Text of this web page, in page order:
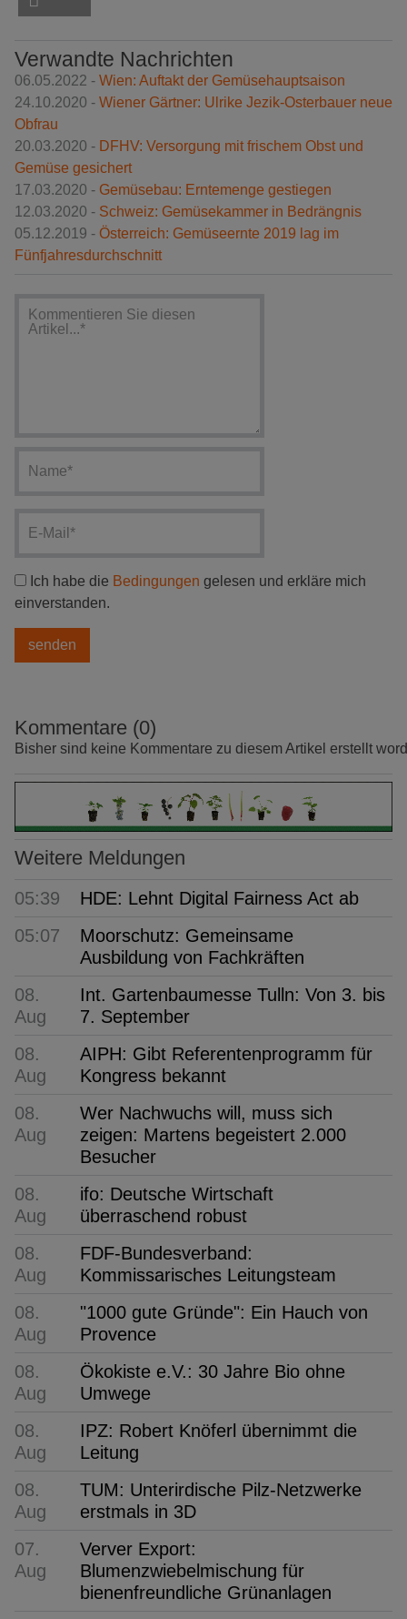
Verwandte Nachrichten
06.05.2022 - Wien: Auftakt der Gemüsehauptsaison
24.10.2020 - Wiener Gärtner: Ulrike Jezik-Osterbauer neue
Obfrau
20.03.2020 - DFHV: Versorgung mit frischem Obst und
Gemüse gesichert
17.03.2020 - Gemüsebau: Erntemenge gestiegen
12.03.2020 - Schweiz: Gemüsekammer in Bedrängnis
05.12.2019 - Österreich: Gemüseernte 2019 lag im
Fünfjahresdurchschnitt
Ich habe die Bedingungen gelesen und erkläre mich
einverstanden.
Kommentare (0)
Bisher sind keine Kommentare zu diesem Artikel erstellt
Weitere Meldungen
05:39
HDE: Lehnt Digital Fairness Act ab
05:07
Moorschutz: Gemeinsame
Ausbildung von Fachkräften
08.
Aug
Int. Gartenbaumesse Tulln: Von 3. bis
7. September
08.
Aug
AIPH: Gibt Referentenprogramm für
Kongress bekannt
08.
Aug
Wer Nachwuchs will, muss sich
zeigen: Martens begeistert 2.000
Besucher
08.
Aug
ifo: Deutsche Wirtschaft
überraschend robust
08.
Aug
FDF-Bundesverband:
Kommissarisches Leitungsteam
08.
Aug
"1000 gute Gründe": Ein Hauch von
Provence
08.
Aug
Ökokiste e.V.: 30 Jahre Bio ohne
Umwege
08.
Aug
IPZ: Robert Knöferl übernimmt die
Leitung
08.
Aug
TUM: Unterirdische Pilz-Netzwerke
erstmals in 3D
07.
Aug
Verver Export:
Blumenzwiebelmischung für
bienenfreundliche Grünanlagen